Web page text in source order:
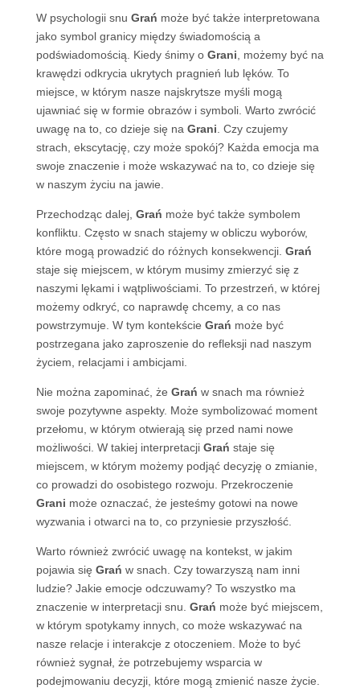
W psychologii snu Grań może być także interpretowana
jako symbol granicy między świadomością a
podświadomością. Kiedy śnimy o Grani , możemy być na
krawędzi odkrycia ukrytych pragnień lub lęków. To
miejsce, w którym nasze najskrytsze myśli mogą
ujawniać się w formie obrazów i symboli. Warto zwrócić
uwagę na to, co dzieje się na Grani . Czy czujemy
strach, ekscytację, czy może spokój? Każda emocja ma
swoje znaczenie i może wskazywać na to, co dzieje się
w naszym życiu na jawie.
Przechodząc dalej, Grań może być także symbolem
konfliktu. Często w snach stajemy w obliczu wyborów,
które mogą prowadzić do różnych konsekwencji. Grań
staje się miejscem, w którym musimy zmierzyć się z
naszymi lękami i wątpliwościami. To przestrzeń, w której
możemy odkryć, co naprawdę chcemy, a co nas
powstrzymuje. W tym kontekście Grań może być
postrzegana jako zaproszenie do refleksji nad naszym
życiem, relacjami i ambicjami.
Nie można zapominać, że Grań w snach ma również
swoje pozytywne aspekty. Może symbolizować moment
przełomu, w którym otwierają się przed nami nowe
możliwości. W takiej interpretacji Grań staje się
miejscem, w którym możemy podjąć decyzję o zmianie,
co prowadzi do osobistego rozwoju. Przekroczenie
Grani może oznaczać, że jesteśmy gotowi na nowe
wyzwania i otwarci na to, co przyniesie przyszłość.
Warto również zwrócić uwagę na kontekst, w jakim
pojawia się Grań w snach. Czy towarzyszą nam inni
ludzie? Jakie emocje odczuwamy? To wszystko ma
znaczenie w interpretacji snu. Grań może być miejscem,
w którym spotykamy innych, co może wskazywać na
nasze relacje i interakcje z otoczeniem. Może to być
również sygnał, że potrzebujemy wsparcia w
podejmowaniu decyzji, które mogą zmienić nasze życie.